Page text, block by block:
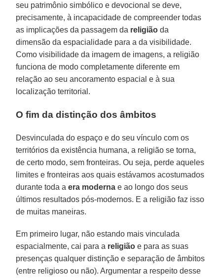
seu patrimônio simbólico e devocional se deve,
precisamente, à incapacidade de compreender todas
as implicações da passagem da religião da
dimensão da espacialidade para a da visibilidade.
Como visibilidade da imagem de imagens, a religião
funciona de modo completamente diferente em
relação ao seu ancoramento espacial e à sua
localização territorial.
O fim da distinção dos âmbitos
Desvinculada do espaço e do seu vínculo com os
territórios da existência humana, a religião se torna,
de certo modo, sem fronteiras. Ou seja, perde aqueles
limites e fronteiras aos quais estávamos acostumados
durante toda aera moderna e ao longo dos seus
últimos resultados pós-modernos. E a religião faz isso
de muitas maneiras.
Em primeiro lugar, não estando mais vinculada
espacialmente, cai para a religião e para as suas
presenças qualquer distinção e separação de âmbitos
(entre religioso ou não). Argumentar a respeito desse